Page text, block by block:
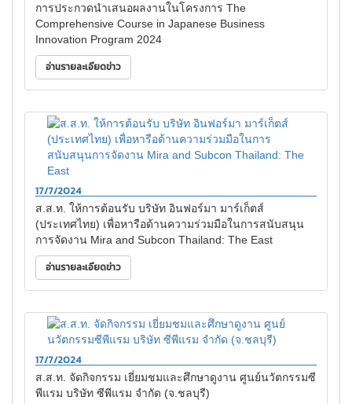
การประกวดนำเสนอผลงานในโครงการ The
Comprehensive Course in Japanese Business
Innovation Program 2024
อ่านรายละเอียดข่าว
17/7/2024
ส.ส.ท. ให้การต้อนรับ บริษัท อินฟอร์มา มาร์เก็ตส์
(ประเทศไทย) เพื่อหารือด้านความร่วมมือในการสนับสนุน
การจัดงาน Mira and Subcon Thailand: The East
อ่านรายละเอียดข่าว
17/7/2024
ส.ส.ท. จัดกิจกรรม เยี่ยมชมและศึกษาดูงาน ศูนย์นวัตกรรมซี
พีแรม บริษัท ซีพีแรม จำกัด (จ.ชลบุรี)